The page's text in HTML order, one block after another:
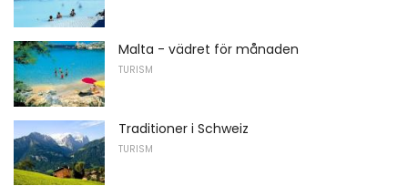
Malta - vädret för månaden
TURISM
Traditioner i Schweiz
TURISM